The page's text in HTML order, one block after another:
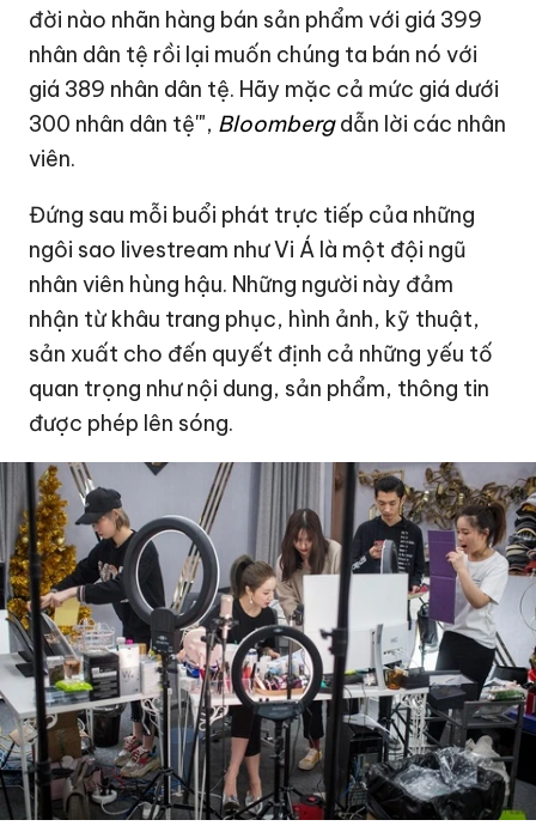
đời nào nhãn hàng bán sản phẩm với giá 399
nhân dân tệ rồi lại muốn chúng ta bán nó với
giá 389 nhân dân tệ. Hãy mặc cả mức giá dưới
300 nhân dân tệ'", Bloombergdẫn lời các nhân
viên.
Đứng sau mỗi buổi phát trực tiếp của những
ngôi sao livestream như Vi Á là một đội ngũ
nhân viên hùng hậu. Những người này đảm
nhận từ khâu trang phục, hình ảnh, kỹ thuật,
sản xuất cho đến quyết định cả những yếu tố
quan trọng như nội dung, sản phẩm, thông tin
được phép lên sóng.